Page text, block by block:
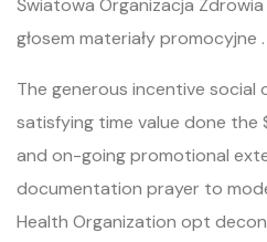
Światowa Organizacja
głosem materiały promocyjne .
The generous incentive social
satisfying time value done the
and on-going promotional
documentation prayer to
Health Organization opt